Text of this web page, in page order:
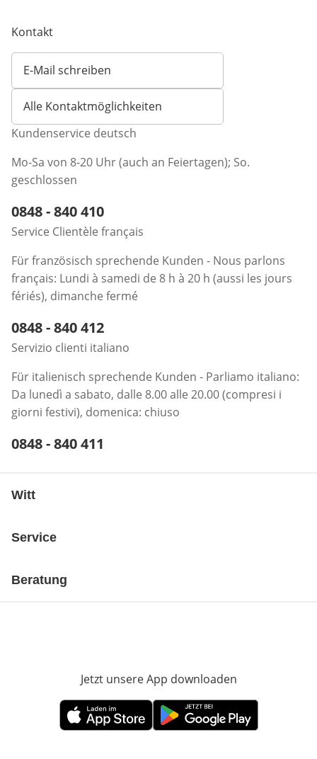
Kontakt
E-Mail schreiben
Öffnet E-Mail-Client
Alle Kontaktmöglichkeiten
Kundenservice deutsch
Mo-Sa von 8-20 Uhr (auch an Feiertagen); So.
geschlossen
Telefonnummer:
0848 - 840 410
Service Clientèle français
Für französisch sprechende Kunden - Nous parlons
français: Lundi à samedi de 8 h à 20 h (aussi les jours
fériés), dimanche fermé
Telefonnummer:
0848 - 840 412
Servizio clienti italiano
Für italienisch sprechende Kunden - Parliamo italiano:
Da lunedì a sabato, dalle 8.00 alle 20.00 (compresi i
giorni festivi), domenica: chiuso
Telefonnummer:
0848 - 840 411
Witt
Service
Beratung
Jetzt unsere App downloaden
Öffnet in neuem FensterÖffnet in neuem Fenster